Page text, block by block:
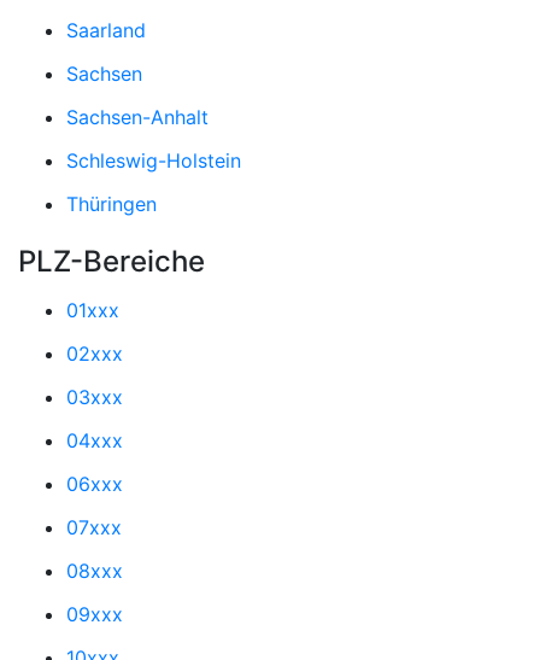
Saarland
Sachsen
Sachsen-Anhalt
Schleswig-Holstein
Thüringen
PLZ-Bereiche
01xxx
02xxx
03xxx
04xxx
06xxx
07xxx
08xxx
09xxx